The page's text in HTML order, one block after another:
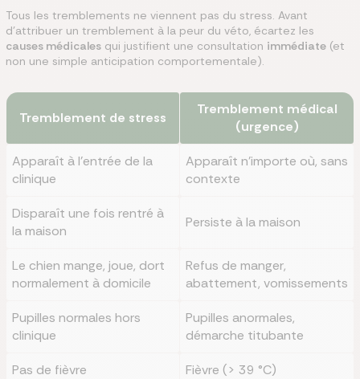
Tous les tremblements ne viennent pas du stress. Avant
d'attribuer un tremblement à la peur du véto, écartez les
causes médicales qui justifient une consultation immédiate (et
non une simple anticipation comportementale).
Tremblement de stress
Tremblement médical
(urgence)
Apparaît à l'entrée de la
clinique
Apparaît n'importe où, sans
contexte
Disparaît une fois rentré à
la maison
Persiste à la maison
Le chien mange, joue, dort
normalement à domicile
Refus de manger,
abattement, vomissements
Pupilles normales hors
clinique
Pupilles anormales,
démarche titubante
Pas de fièvre Fièvre (> 39 °C)